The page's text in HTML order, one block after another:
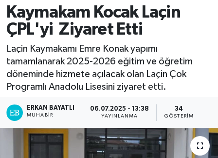
Kaymakam Kocak Laçin
ÇPL'yi Ziyaret Etti
Laçin Kaymakamı Emre Konak yapımı
tamamlanarak 2025-2026 eğitim ve öğretim
döneminde hizmete açılacak olan Laçin Çok
Programlı Anadolu Lisesini ziyaret etti.
ERKAN BAYATLI
MUHABIR
06.07.2025 - 13:38
YAYINLANMA
34
GÖSTERIM